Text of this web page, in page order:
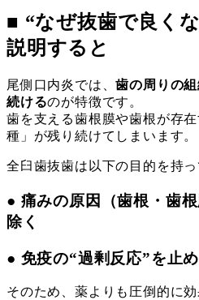
■ “なぜ抜歯で良く
説明すると
尾側口内炎では、歯の周りの
続けるのが特徴です。
歯を支える歯根膜や歯根が存
種」が残り続けてしまいます。
全臼歯抜歯は以下の目的を持っ
● 痛みの原因（歯根・歯
除く
● 免疫の“過剰反応”を止
そのため、薬よりも圧倒的に